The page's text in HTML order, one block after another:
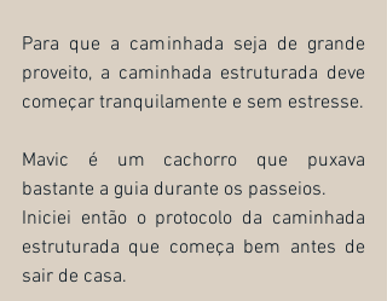
Para que a caminhada seja de grande
proveito, a caminhada estruturada deve
começar tranquilamente e sem estresse.
Mavic é um cachorro que puxava
bastante a guia durante os passeios.
Iniciei então o protocolo da caminhada
estruturada que começa bem antes de
sair de casa.